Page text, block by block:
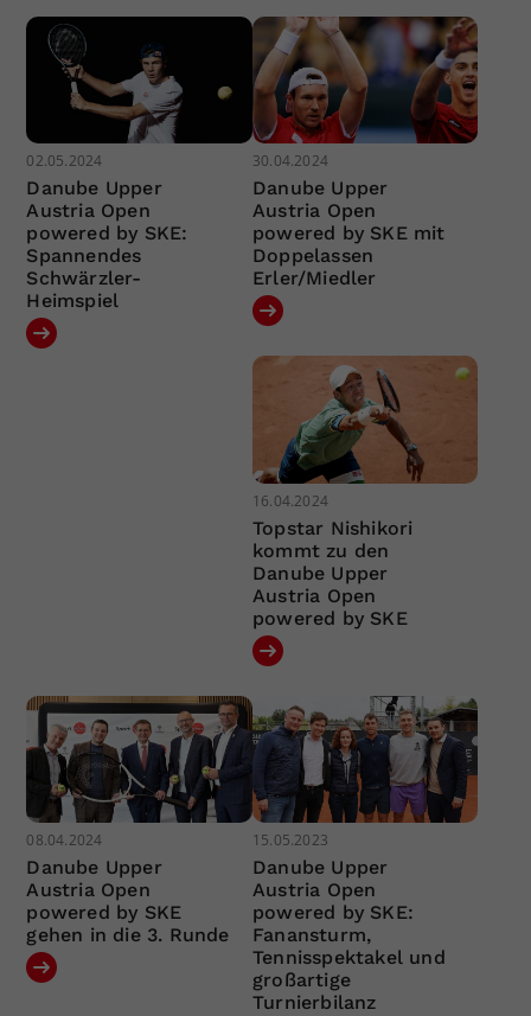
02.05.2024
Danube Upper
Austria Open
powered by SKE:
Spannendes
Schwärzler-
Heimspiel
30.04.2024
Danube Upper
Austria Open
powered by SKE mit
Doppelassen
Erler/Miedler
16.04.2024
Topstar Nishikori
kommt zu den
Danube Upper
Austria Open
powered by SKE
08.04.2024
Danube Upper
Austria Open
powered by SKE
gehen in die 3. Runde
15.05.2023
Danube Upper
Austria Open
powered by SKE:
Fanansturm,
Tennisspektakel und
großartige
Turnierbilanz